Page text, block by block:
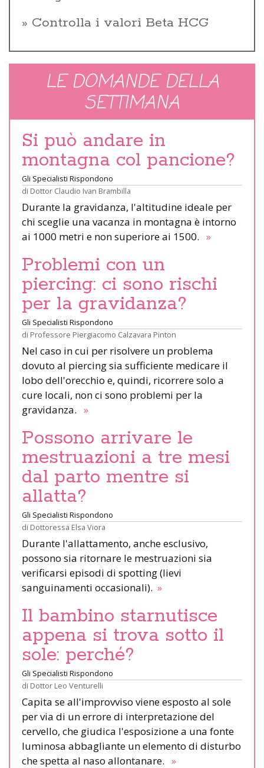
Controlla i valori Beta HCG
LE DOMANDE DELLA
SETTIMANA
Si può andare in
montagna col pancione?
Gli Specialisti Rispondono
di Dottor Claudio Ivan Brambilla
Durante la gravidanza, l'altitudine ideale per
chi sceglie una vacanza in montagna è intorno
ai 1000 metri e non superiore ai 1500. »
Problemi con un
piercing: ci sono rischi
per la gravidanza?
Gli Specialisti Rispondono
di Professore Piergiacomo Calzavara Pinton
Nel caso in cui per risolvere un problema
dovuto al piercing sia sufficiente medicare il
lobo dell'orecchio e, quindi, ricorrere solo a
cure locali, non ci sono problemi per la
gravidanza. »
Possono arrivare le
mestruazioni a tre mesi
dal parto mentre si
allatta?
Gli Specialisti Rispondono
di Dottoressa Elsa Viora
Durante l'allattamento, anche esclusivo,
possono sia ritornare le mestruazioni sia
verificarsi episodi di spotting (lievi
sanguinamenti occasionali). »
Il bambino starnutisce
appena si trova sotto il
sole: perché?
Gli Specialisti Rispondono
di Dottor Leo Venturelli
Capita se all'improvviso viene esposto al sole
per via di un errore di interpretazione del
cervello, che giudica l'esposizione a una fonte
luminosa abbagliante un elemento di disturbo
che spetta al naso allontanare. »